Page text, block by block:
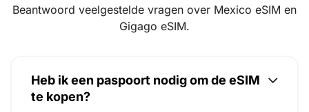
Beantwoord veelgestelde vragen over Mexico eSIM en
Gigago eSIM.
Heb ik een paspoort nodig om de eSIM
te kopen?